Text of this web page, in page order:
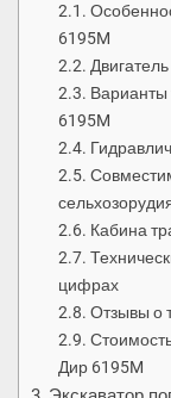
6195M
Варианты
6195M
Кабина
цифрах
Отзывы о
Дир 6195M